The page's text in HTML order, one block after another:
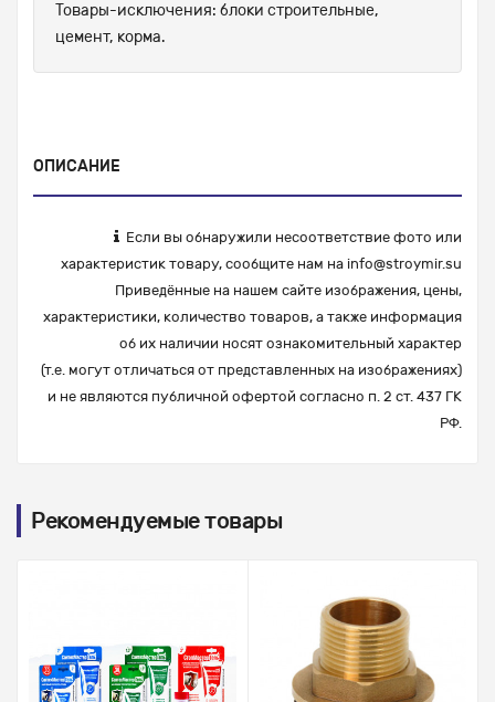
Товары-исключения: блоки строительные,
цемент, корма.
ОПИСАНИЕ
Если вы обнаружили несоответствие фото или
характеристик товару, сообщите нам на info@stroymir.su
Приведённые на нашем сайте изображения, цены,
характеристики, количество товаров, а также информация
об их наличии носят ознакомительный характер
(т.е. могут отличаться от представленных на изображениях)
и не являются публичной офертой согласно п. 2 ст. 437 ГК
РФ.
Рекомендуемые товары